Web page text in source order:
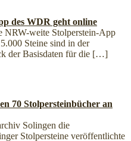
des WDR geht online
NRW-weite Stolperstein-App
Steine sind in der
der Basisdaten für die […]
70 Stolpersteinbücher an
Solingen die
Stolpersteine veröffentlichte